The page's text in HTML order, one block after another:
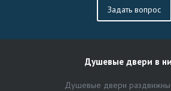
Задать вопрос
Душевые двери в
Душевые двери